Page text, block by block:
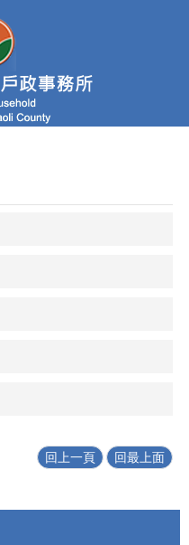
回上一頁 回最上面